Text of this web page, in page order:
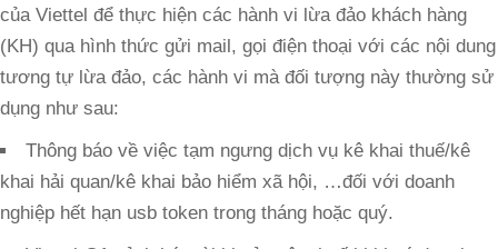
của Viettel để thực hiện các hành vi lừa đảo khách hàng
(KH) qua hình thức gửi mail, gọi điện thoại với các nội dung
tương tự lừa đảo, các hành vi mà đối tượng này thường sử
dụng như sau:
Thông báo về việc tạm ngưng dịch vụ kê khai thuế/kê
khai hải quan/kê khai bảo hiểm xã hội, …đối với doanh
nghiệp hết hạn usb token trong tháng hoặc quý.